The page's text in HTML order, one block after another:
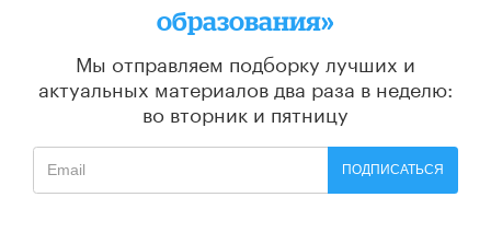
образования»
Мы отправляем подборку лучших и
актуальных материалов два раза в неделю:
во вторник и пятницу
ПОДПИСАТЬСЯ